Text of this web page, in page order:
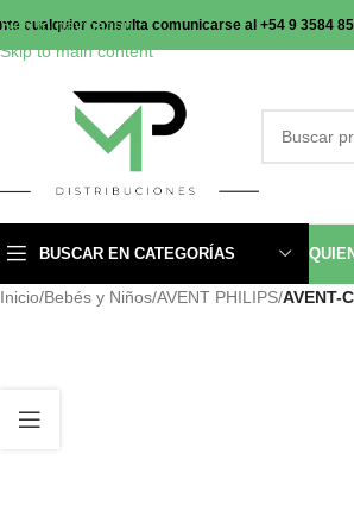
Skip to navigation
Skip to main content
cualquier consulta comunicarse al +54 9 3584
BUSCAR EN CATEGORÍAS
Inicio/Bebés y Niños/AVENT PHILIPS/AVENT-